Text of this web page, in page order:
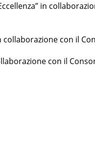
in
collaborazione con il
con il